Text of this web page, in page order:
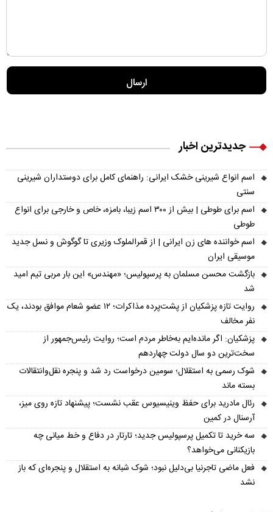
جدیدترین اخبار
اسم انواع شیرینی خشک ایرانی: راهنمای کامل برای دوستداران شیرینی
سنتی
اسم برای طوطی | بیش از ۳۰۰ اسم زیبا، بامزه، خاص و خارجی برای انواع
طوطی
اسم خواننده های زن ایرانی | از قمرالملوک وزیری تا گوگوش و نسل جدید
موسیقی ایران
بازگشت محسن مسلمان به پرسپولیس؛ «مهندس» این بار مربی تیم امید
شد
روایت تازه پزشکیان از پشت‌پرده مذاکرات؛ ۱۲ عضو شعام موافق بودند، یک
نفر مخالف
پزشکیان: اگر مانده‌ایم به‌خاطر مردم است؛ روایت رئیس‌جمهور از
سخت‌ترین دو سال دولت چهاردهم
شوک رسمی به استقلال؛ سومین درخواست رد شد و پنجره نقل‌وانتقالات
بسته ماند
رئال مادرید برای حفظ وینیسیوس عقب نشست؛ پیشنهاد تازه روی میز،
آرسنال در کمین
سه خرید تا تکمیل پرسپولیس جدید؛ تارتار در دفاع و خط میانی چه
بازیکنانی می‌خواهد؟
فعل ماضی تاجرنیا بی‌دلیل نبود؛ شوک شبانه به استقلال و پنجره‌ای که باز
نشد